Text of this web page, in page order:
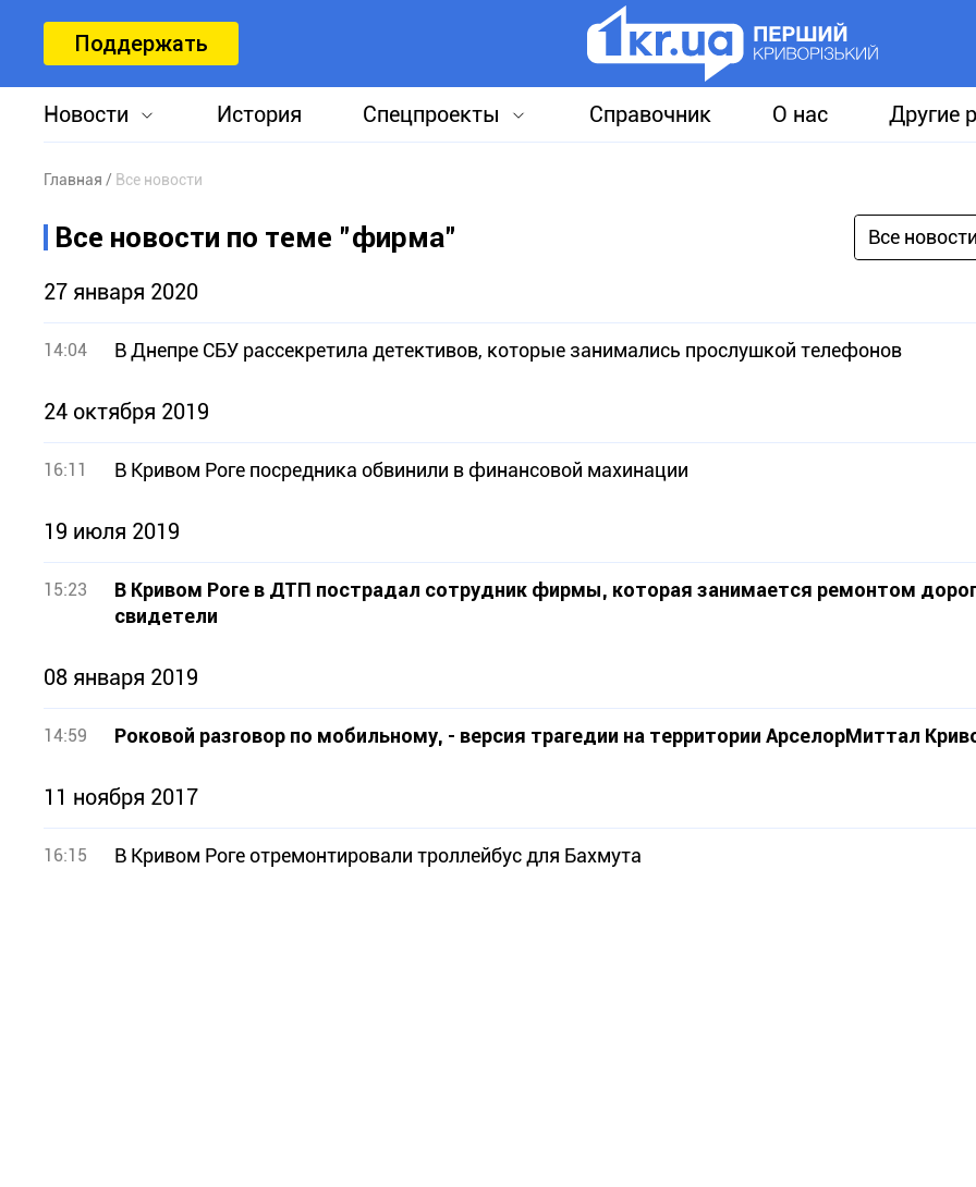
Поддержать
Новости История Спецпроекты Справочник О нас Другие
Главная Все новости
Все новости по теме "фирма" Все новости
27 января 2020
14:04 В Днепре СБУ рассекретила детективов, которые занимались прослушкой телефонов
24 октября 2019
16:11 В Кривом Роге посредника обвинили в финансовой махинации
19 июля 2019
15:23
В Кривом Роге в ДТП пострадал сотрудник фирмы, которая занимается ремонтом
свидетели
08 января 2019
14:59 Роковой разговор по мобильному, - версия трагедии на территории АрселорМиттал
11 ноября 2017
16:15 В Кривом Роге отремонтировали троллейбус для Бахмута